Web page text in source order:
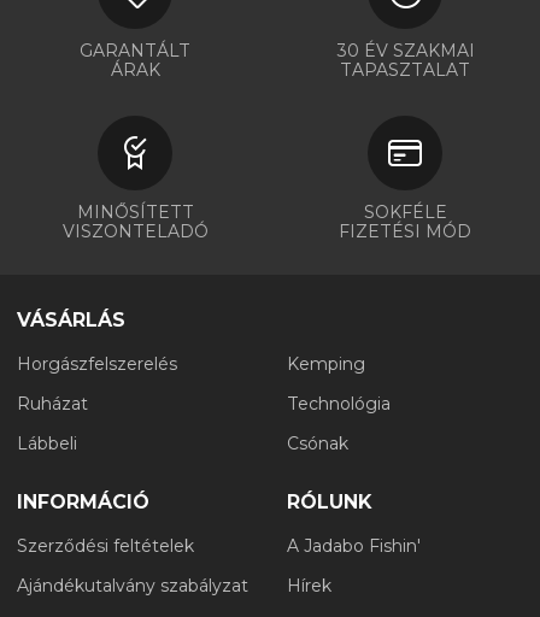
GARANTÁLT
ÁRAK
30 ÉV SZAKMAI
TAPASZTALAT
MINŐSÍTETT
VISZONTELADÓ
SOKFÉLE
FIZETÉSI MÓD
VÁSÁRLÁS
Horgászfelszerelés
Ruházat
Lábbeli
Kemping
Technológia
Csónak
INFORMÁCIÓ
Szerződési feltételek
Ajándékutalvány szabályzat
RÓLUNK
A Jadabo Fishin'
Hírek